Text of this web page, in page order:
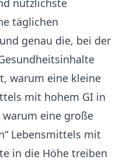
nützlichste
täglichen
genau die, bei der
warum eine kleine
mit hohem GI in
eine große
Lebensmittels mit
in die Höhe treiben